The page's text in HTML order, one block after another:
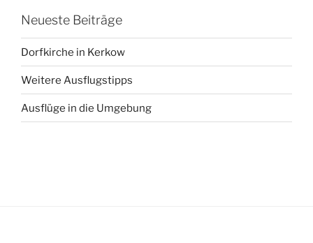
Neueste Beiträge
Dorfkirche in Kerkow
Weitere Ausflugstipps
Ausflüge in die Umgebung